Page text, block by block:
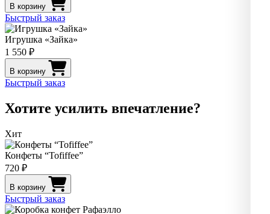
В корзину
Быстрый заказ
Игрушка «Зайка»
1 550 ₽
В корзину
Быстрый заказ
Хотите усилить впечатление?
Хит
Конфеты “Tofiffee”
720 ₽
В корзину
Быстрый заказ